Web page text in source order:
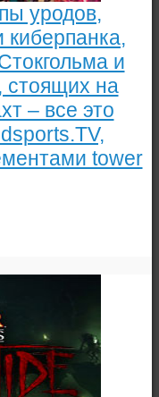
уродов,
и
стоящих на
– все это
tower